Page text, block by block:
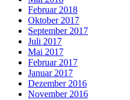
Februar 2018
Oktober 2017
September 2017
Juli 2017
Mai 2017
Februar 2017
Januar 2017
Dezember 2016
November 2016